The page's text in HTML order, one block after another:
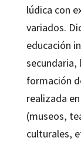
lúdica con
variados.
educación
secundaria,
formación
realizada
(museos,
culturales,